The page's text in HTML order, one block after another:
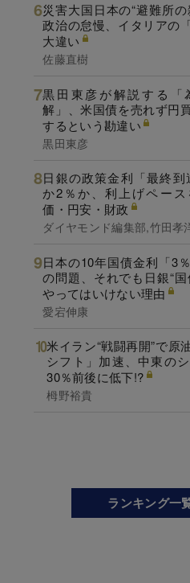
災害大国日本の“避難所
政治の怠慢、イタリアの
大違い
佐藤直樹
黒田東彦が解説する「
解」、米国債を売れず円
するという勘違い
黒田東彦
日銀の政策金利「最終到
か2％か、利上げペー
価・円安・財政
ダイヤモンド編集部,竹田孝
日本の10年国債金利「3
の問題、それでも日銀“
やってはいけない理由
愛宕伸康
米イラン“戦闘再開”で原
シフト」加速、中東の
30％前後に低下!?
栂野裕貴
ランキング一